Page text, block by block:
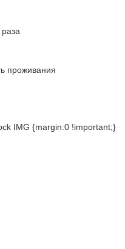
проживания
IMG {margin:0 !important;}